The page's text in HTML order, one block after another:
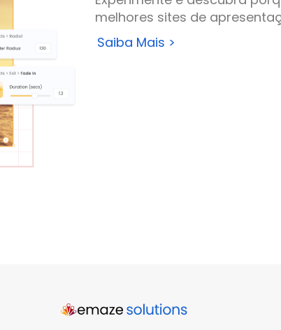
melhores sites de
Saiba Mais >